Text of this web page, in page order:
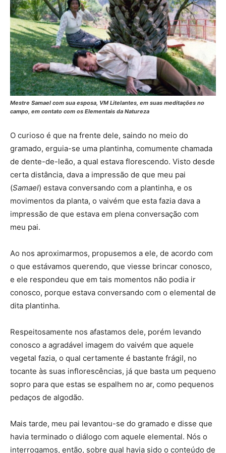
Mestre Samael com sua esposa, VM Litelantes, em suas meditações no
campo, em contato com os Elementais da Natureza
O curioso é que na frente dele, saindo no meio do
gramado, erguia-se uma plantinha, comumente chamada
de dente-de-leão, a qual estava florescendo. Visto desde
certa distância, dava a impressão de que meu pai
(Samael) estava conversando com a plantinha, e os
movimentos da planta, o vaivém que esta fazia dava a
impressão de que estava em plena conversação com
meu pai.
Ao nos aproximarmos, propusemos a ele, de acordo com
o que estávamos querendo, que viesse brincar conosco,
e ele respondeu que em tais momentos não podia ir
conosco, porque estava conversando com o elemental de
dita plantinha.
Respeitosamente nos afastamos dele, porém levando
conosco a agradável imagem do vaivém que aquele
vegetal fazia, o qual certamente é bastante frágil, no
tocante às suas inflorescências, já que basta um pequeno
sopro para que estas se espalhem no ar, como pequenos
pedaços de algodão.
Mais tarde, meu pai levantou-se do gramado e disse que
havia terminado o diálogo com aquele elemental. Nós o
interrogamos, então, sobre qual havia sido o conteúdo de